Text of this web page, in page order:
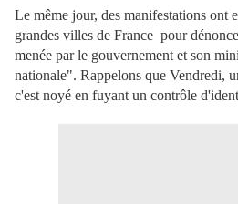
Le même jour, des manifestations ont
grandes villes de France pour
menée par le gouvernement et son
nationale". Rappelons que Vendredi,
c'est noyé en fuyant un contrôle